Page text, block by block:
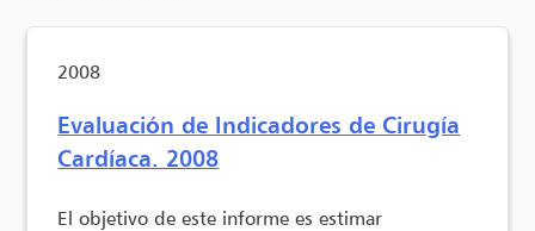
2008
Evaluación de Indicadores de Cirugía
Cardíaca. 2008
El objetivo de este informe es estimar